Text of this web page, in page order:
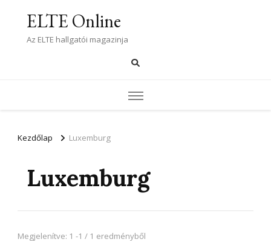
ELTE Online
Az ELTE hallgatói magazinja
Kezdőlap Luxemburg
Luxemburg
Megjelenítve: 1 -1 / 1 eredményből